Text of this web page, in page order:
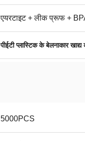
एयरटाइट + लीक प्रूफ +
पीईटी प्लास्टिक के बेलनाकार
5000PCS